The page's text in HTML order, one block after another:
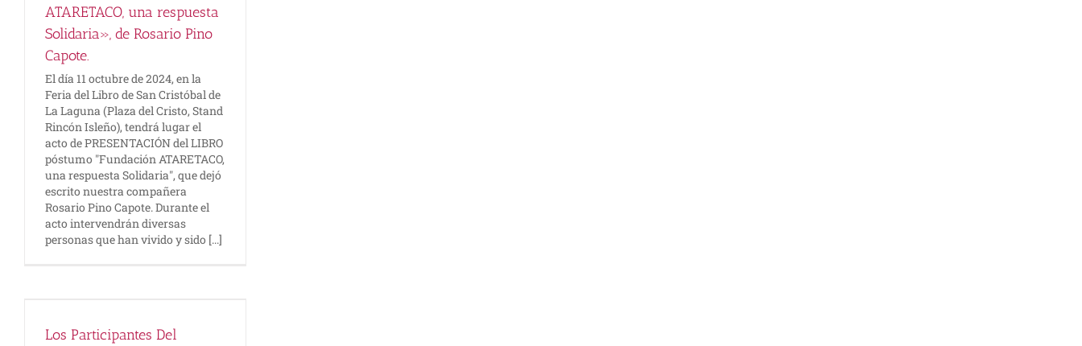
ATARETACO, una respuesta
Solidaria», de Rosario Pino
Capote.
El día 11 octubre de 2024, en la
Feria del Libro de San Cristóbal de
La Laguna (Plaza del Cristo, Stand
Rincón Isleño), tendrá lugar el
acto de PRESENTACIÓN del LIBRO
póstumo "Fundación ATARETACO,
una respuesta Solidaria", que dejó
escrito nuestra compañera
Rosario Pino Capote. Durante el
acto intervendrán diversas
personas que han vivido y sido [...]
Los Participantes Del